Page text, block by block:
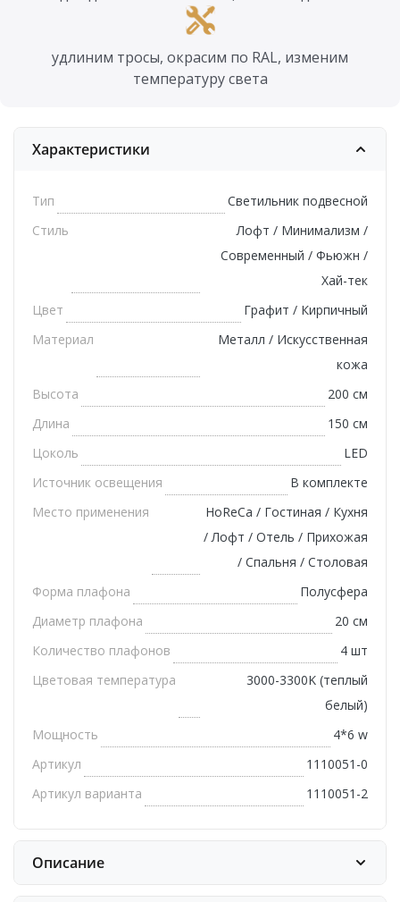
удлиним тросы, окрасим по RAL, изменим
температуру света
Характеристики
Тип
Светильник подвесной
Стиль
Лофт / Минимализм /
Современный / Фьюжн /
Хай-тек
Цвет
Графит / Кирпичный
Материал
Металл / Искусственная
кожа
Высота
200 см
Длина
150 см
Цоколь
LED
Источник освещения
В комплекте
Место применения
HoReCa / Гостиная / Кухня
/ Лофт / Отель / Прихожая
/ Спальня / Столовая
Форма плафона
Полусфера
Диаметр плафона
20 см
Количество плафонов
4 шт
Цветовая температура
3000-3300K (теплый
белый)
Мощность
4*6 w
Артикул
1110051-0
Артикул варианта
1110051-2
Описание